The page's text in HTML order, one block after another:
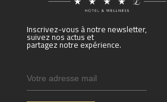
Inscrivez-vous à notre newsletter,
suivez nos actus et
partagez notre expérience.